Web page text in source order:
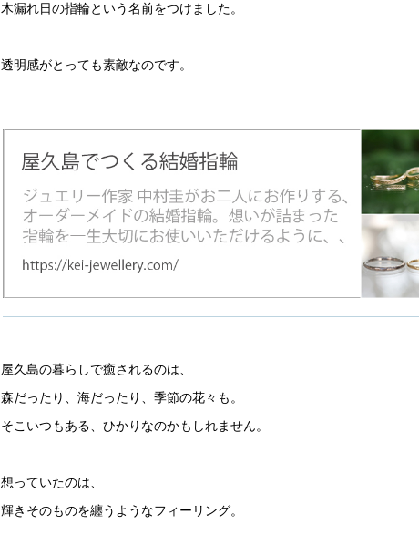
木漏れ日の指輪という名前をつけました。
透明感がとっても素敵なのです。
屋久島の暮らしで癒されるのは、
森だったり、海だったり、季節の花々も。
そこいつもある、ひかりなのかもしれません。
想っていたのは、
輝きそのものを纏うようなフィーリング。